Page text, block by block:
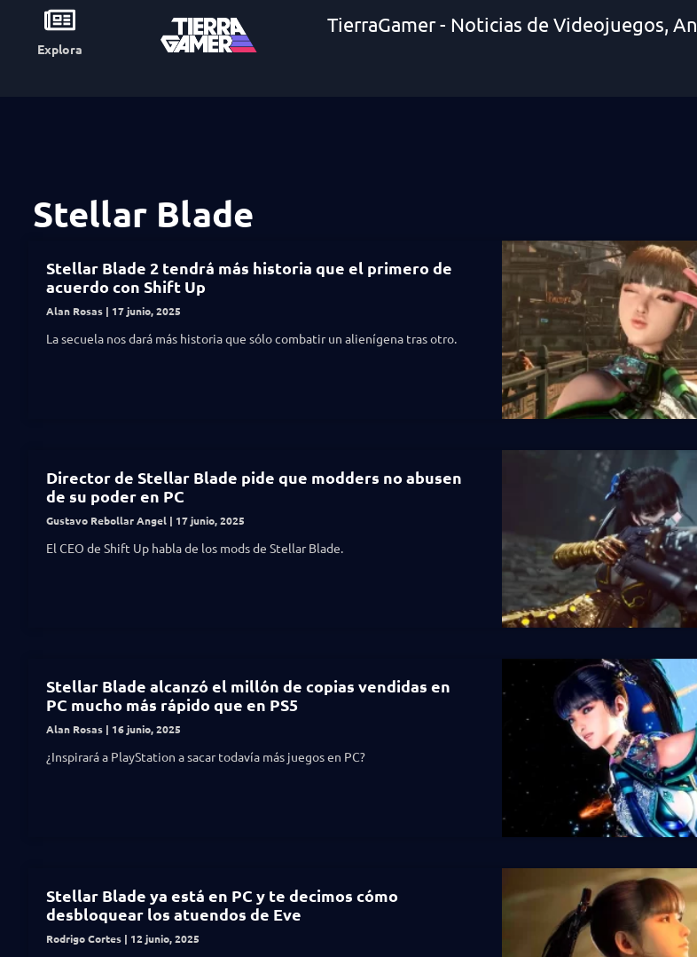
Explora
TierraGamer - Noticias de Videojuegos,
Stellar Blade
Stellar Blade 2 tendrá más historia que el primero de
acuerdo con Shift Up
Alan Rosas 17 junio, 2025
La secuela nos dará más historia que sólo combatir un alienígena tras otro.
Director de Stellar Blade pide que modders no abusen
de su poder en PC
Gustavo Rebollar Angel 17 junio, 2025
El CEO de Shift Up habla de los mods de Stellar Blade.
Stellar Blade alcanzó el millón de copias vendidas en
PC mucho más rápido que en PS5
Alan Rosas 16 junio, 2025
¿Inspirará a PlayStation a sacar todavía más juegos en PC?
Stellar Blade ya está en PC y te decimos cómo
desbloquear los atuendos de Eve
Rodrigo Cortes 12 junio, 2025